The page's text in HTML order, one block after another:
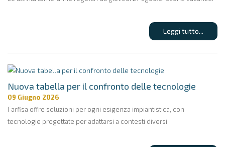
Leggi tutto...
Nuova tabella per il confronto delle tecnologie
09 Giugno 2026
Farfisa offre soluzioni per ogni esigenza impiantistica, con
tecnologie progettate per adattarsi a contesti diversi.